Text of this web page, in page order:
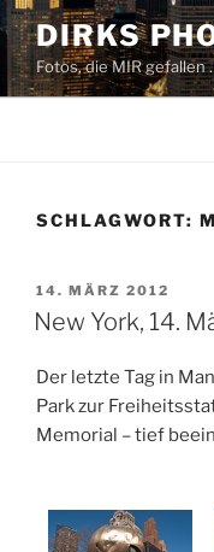
Zum
Inhalt
springen
DIRKS
Fotos, die MIR gefallen
SCHLAGWORT:
VERÖFFENTLICHT
AM
14. MÄRZ 2012
New York, 14.
Der letzte Tag in
Park zur
Memorial – tief